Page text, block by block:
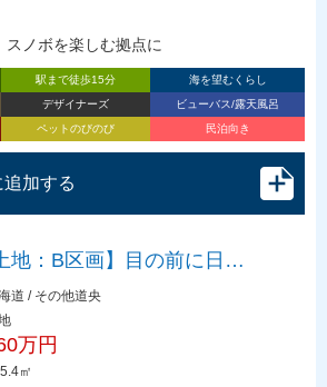
ノボを楽しむ拠点に
駅まで徒歩15分
海を望むくらし
デザイナーズ
ビューバス/露天風呂
ペットのびのび 民泊向き
加する
地：B区画】目の前に日…
道 / その他道央
万円
㎡